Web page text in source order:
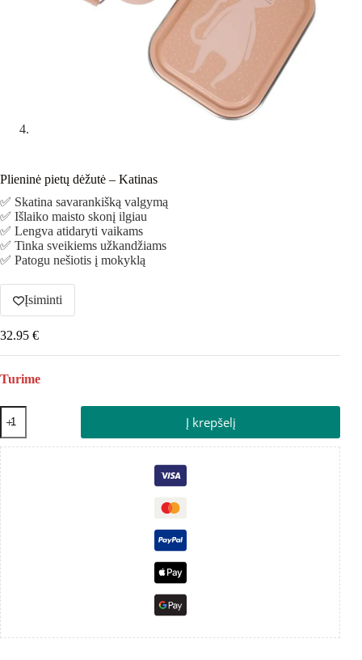
Plieninė pietų dėžutė – Katinas
✅ Skatina savarankišką valgymą
✅ Išlaiko maisto skonį ilgiau
✅ Lengva atidaryti vaikams
✅ Tinka sveikiems užkandžiams
✅ Patogu nešiotis į mokyklą
Įsiminti
32.95 €
Turime
Į krepšelį